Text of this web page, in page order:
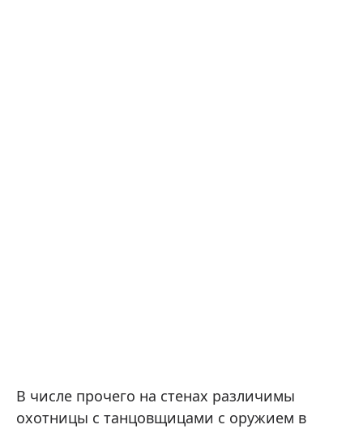
В числе прочего на стенах различимы
охотницы с танцовщицами с оружием в